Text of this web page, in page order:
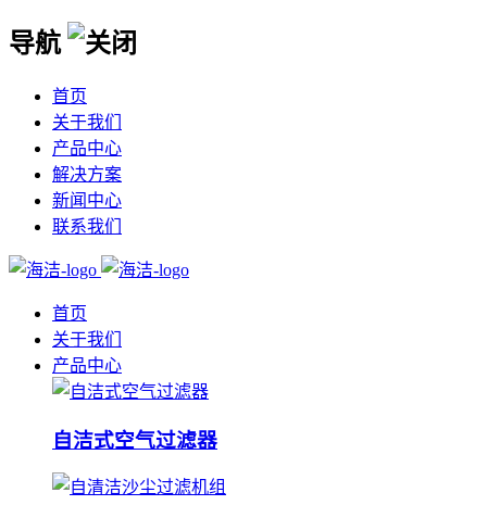
导航
首页
关于我们
产品中心
解决方案
新闻中心
联系我们
首页
关于我们
产品中心
自洁式空气过滤器